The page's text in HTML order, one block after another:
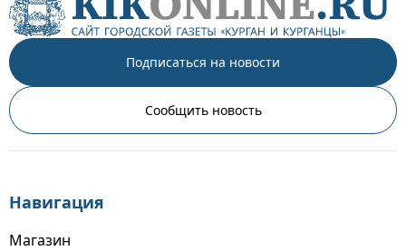
Подписаться на новости
Сообщить новость
Навигация
Магазин